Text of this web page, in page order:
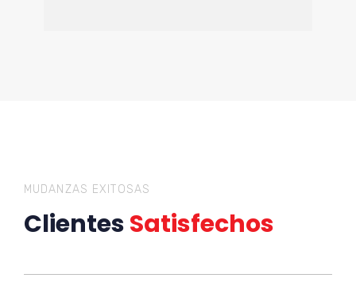
MUDANZAS EXITOSAS
ClientesSatisfechos